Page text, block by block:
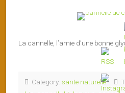
La cannelle, l’amie d’une bonne
Category: sante naturelle